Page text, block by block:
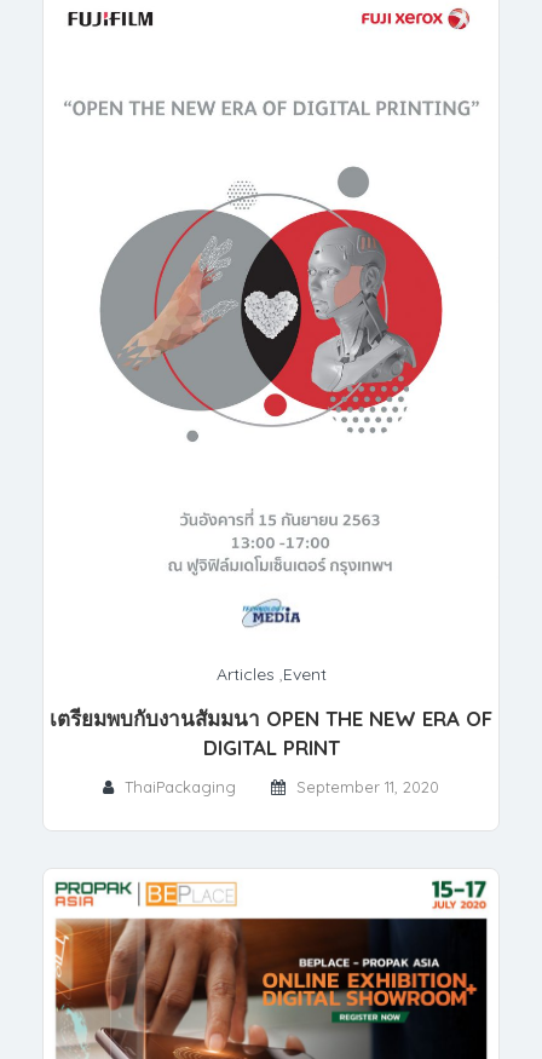
Articles ,Event
เตรียมพบกับงานสัมมนา OPEN THE NEW ERA OF
DIGITAL PRINT
ThaiPackaging September 11, 2020